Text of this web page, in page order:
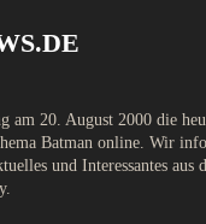
am 20. August 2000 die
Batman online. Wir
und Interessantes aus